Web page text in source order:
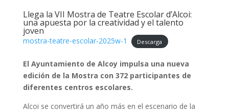
Llega la VII Mostra de Teatre Escolar d’Alcoi:
una apuesta por la creatividad y el talento
joven
mostra-teatre-escolar-2025w-1 Descarga
El Ayuntamiento de Alcoy impulsa una nueva
edición de la Mostra con 372 participantes de
diferentes centros escolares.
Alcoi se convertirá un año más en el escenario de la